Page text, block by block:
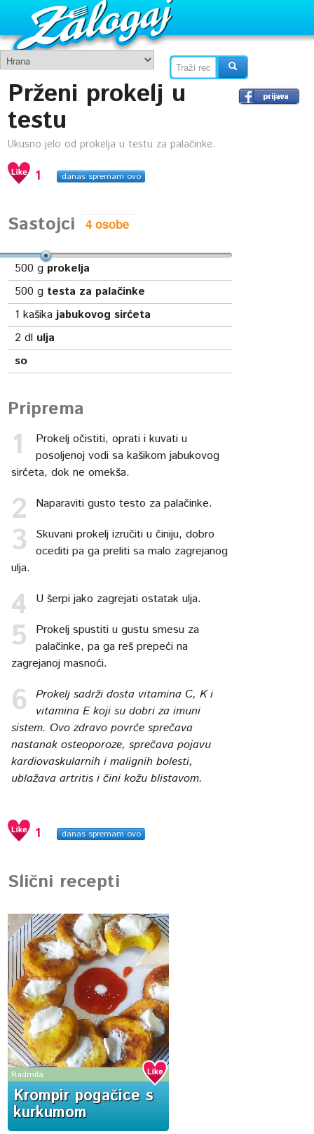
Prženi prokelj u
testu
Ukusno jelo od prokelja u testu za palačinke.
1 danas spremam ovo
Sastojci
500 g prokelja
500 g testa za palačinke
1 kašika jabukovog sirćeta
2 dl ulja
so
Priprema
Prokelj očistiti, oprati i kuvati u
posoljenoj vodi sa kašikom jabukovog
sirćeta, dok ne omekša.
Naparaviti gusto testo za palačinke.
Skuvani prokelj izručiti u činiju, dobro
ocediti pa ga preliti sa malo zagrejanog
ulja.
U šerpi jako zagrejati ostatak ulja.
Prokelj spustiti u gustu smesu za
palačinke, pa ga reš prepeći na
zagrejanoj masnoći.
Prokelj sadrži dosta vitamina C, K i
vitamina E koji su dobri za imuni
sistem. Ovo zdravo povrće sprečava
nastanak osteoporoze, sprečava pojavu
kardiovaskularnih i malignih bolesti,
ublažava artritis i čini kožu blistavom.
1 danas spremam ovo
Slični recepti
Radmila
Krompir pogačice s
kurkumom